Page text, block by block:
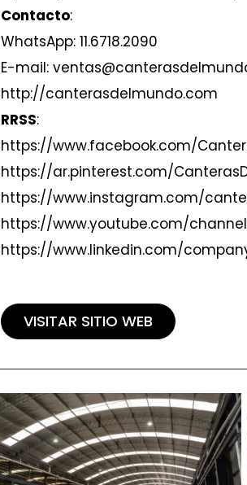
Contacto:
WhatsApp: 11.6718.2090
E-mail:
http://canterasdelmundo.com
RRSS:
https://www.facebook.com/
https://ar.pinterest.com/
https://www.instagram.com/
https://www.youtube.com/
https://www.linkedin.com/
VISITAR SITIO WEB